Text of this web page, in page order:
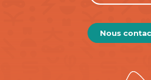
Nous